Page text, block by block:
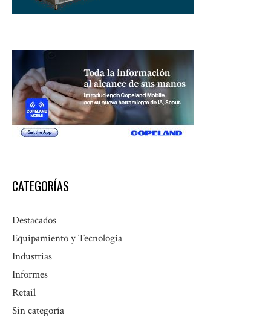
CATEGORÍAS
Destacados
Equipamiento y Tecnología
Industrias
Informes
Retail
Sin categoría